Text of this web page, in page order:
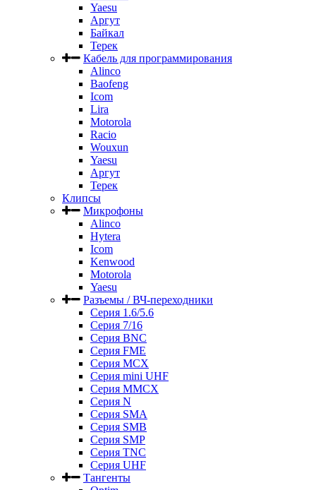
Yaesu
Аргут
Байкал
Терек
Кабель для программирования
Alinco
Baofeng
Icom
Lira
Motorola
Racio
Wouxun
Yaesu
Аргут
Терек
Клипсы
Микрофоны
Alinco
Hytera
Icom
Kenwood
Motorola
Yaesu
Разъемы / ВЧ-переходники
Серия 1.6/5.6
Серия 7/16
Серия BNC
Серия FME
Серия MCX
Серия mini UHF
Серия MMCX
Серия N
Серия SMA
Серия SMB
Серия SMP
Серия TNC
Серия UHF
Тангенты